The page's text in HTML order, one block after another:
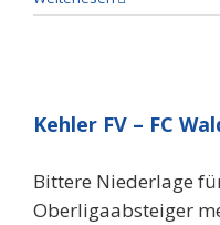
Kehler FV – FC
Bittere Niederlage
Oberligaabsteiger